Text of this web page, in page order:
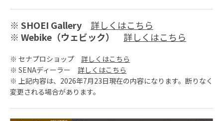
※ SHOEI Gallery
詳しくはこちら
※ Webike（ウェビック） 詳しくはこちら
※ セナプロショップ 詳しくはこちら
※ SENAディーラー 詳しくはこちら
※ 上記内容は、2026年7月23日現在の内容になります。断りなく
変更される場合があります。